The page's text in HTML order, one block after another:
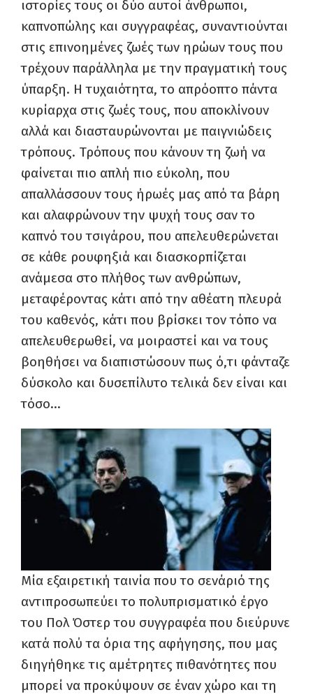
ιστορίες τους οι δύο αυτοί άνθρωποι,
καπνοπώλης και συγγραφέας, συναντιούνται
στις επινοημένες ζωές των ηρώων τους που
τρέχουν παράλληλα με την πραγματική τους
ύπαρξη. Η τυχαιότητα, το απρόοπτο πάντα
κυρίαρχα στις ζωές τους, που αποκλίνουν
αλλά και διασταυρώνονται με παιγνιώδεις
τρόπους. Τρόπους που κάνουν τη ζωή να
φαίνεται πιο απλή πιο εύκολη, που
απαλλάσσουν τους ήρωές μας από τα βάρη
και αλαφρώνουν την ψυχή τους σαν το
καπνό του τσιγάρου, που απελευθερώνεται
σε κάθε ρουφηξιά και διασκορπίζεται
ανάμεσα στο πλήθος των ανθρώπων,
μεταφέροντας κάτι από την αθέατη πλευρά
του καθενός, κάτι που βρίσκει τον τόπο να
απελευθερωθεί, να μοιραστεί και να τους
βοηθήσει να διαπιστώσουν πως ό,τι φάνταζε
δύσκολο και δυσεπίλυτο τελικά δεν είναι και
τόσο…
Μία εξαιρετική ταινία που το σενάριό της
αντιπροσωπεύει το πολυπρισματικό έργο
του Πολ Όστερ του συγγραφέα που διεύρυνε
κατά πολύ τα όρια της αφήγησης, που μας
διηγήθηκε τις αμέτρητες πιθανότητες που
μπορεί να προκύψουν σε έναν χώρο και τη